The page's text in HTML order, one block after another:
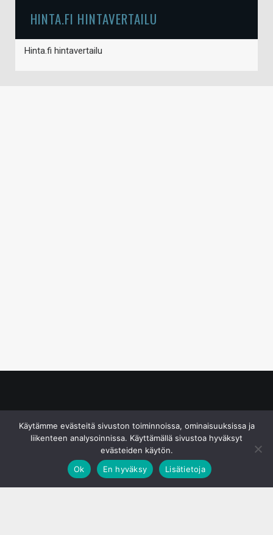
HINTA.FI HINTAVERTAILU
Hinta.fi hintavertailu
Käytämme evästeitä sivuston toiminnoissa, ominaisuuksissa ja
liikenteen analysoinnissa. Käyttämällä sivustoa hyväksyt
evästeiden käytön.
Ok
En hyväksy Lisätietoja